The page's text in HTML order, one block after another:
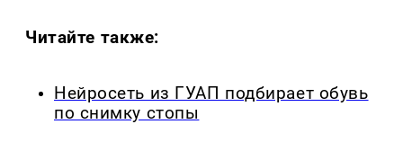
Читайте также:
Нейросеть из ГУАП подбирает обувь
по снимку стопы